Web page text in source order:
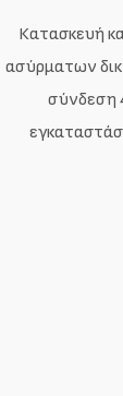
Κατασκευή
ασύρματων
σύνδεση